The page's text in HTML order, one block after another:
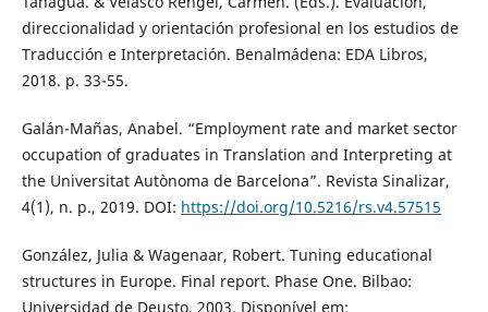
direccionalidad y orientación profesional en los estudios de
Traducción e Interpretación. Benalmádena: EDA Libros,
2018. p. 33-55.
Galán-Mañas, Anabel. “Employment rate and market sector
occupation of graduates in Translation and Interpreting at
the Universitat Autònoma de Barcelona”. Revista Sinalizar,
4(1), n. p., 2019. DOI: https://doi.org/10.5216/rs.v4.57515
González, Julia & Wagenaar, Robert. Tuning educational
structures in Europe. Final report. Phase One. Bilbao:
Universidad de Deusto, 2003. Disponível em: